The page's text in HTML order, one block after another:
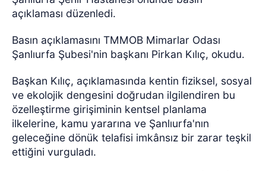
açıklaması düzenledi.
Basın açıklamasını TMMOB Mimarlar Odası
Şanlıurfa Şubesi'nin başkanı Pirkan Kılıç, okudu.
Başkan Kılıç, açıklamasında kentin fiziksel, sosyal
ve ekolojik dengesini doğrudan ilgilendiren bu
özelleştirme girişiminin kentsel planlama
ilkelerine, kamu yararına ve Şanlıurfa'nın
geleceğine dönük telafisi imkânsız bir zarar teşkil
ettiğini vurguladı.